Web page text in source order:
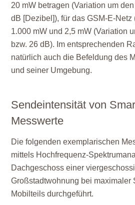
20 mW betragen (Variation um
dB [Dezibel]), für das GSM-E-
1.000 mW und 2,5 mW (Variation
bzw. 26 dB). Im entsprechenden
natürlich auch die Befeldung des
und seiner Umgebung.
Sendeintensität von
Messwerte
Die folgenden exemplarischen
mittels Hochfrequenz-
Dachgeschoss einer
Großstadtwohnung bei maximaler
Mobilteils durchgeführt.